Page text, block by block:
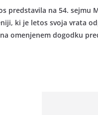
predstavila na 54. sejmu
ki je letos svoja vrata
omenjenem dogodku